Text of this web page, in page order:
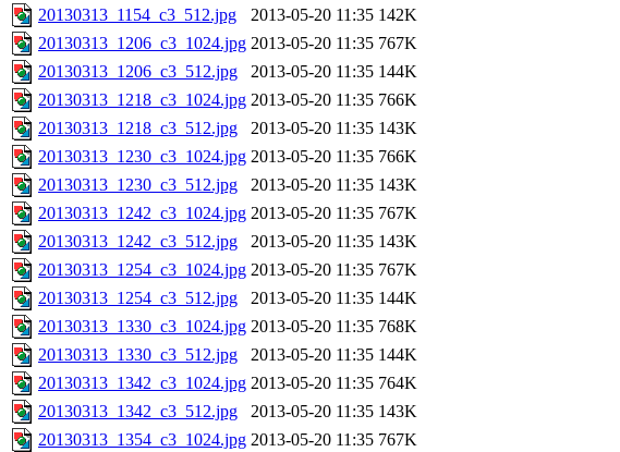
20130313_1154_c3_512.jpg
2013-05-20 11:35 142K
20130313_1206_c3_1024.jpg 2013-05-20 11:35 767K
20130313_1206_c3_512.jpg
2013-05-20 11:35 144K
20130313_1218_c3_1024.jpg 2013-05-20 11:35 766K
20130313_1218_c3_512.jpg
2013-05-20 11:35 143K
20130313_1230_c3_1024.jpg 2013-05-20 11:35 766K
20130313_1230_c3_512.jpg
2013-05-20 11:35 143K
20130313_1242_c3_1024.jpg 2013-05-20 11:35 767K
20130313_1242_c3_512.jpg
2013-05-20 11:35 143K
20130313_1254_c3_1024.jpg 2013-05-20 11:35 767K
20130313_1254_c3_512.jpg
2013-05-20 11:35 144K
20130313_1330_c3_1024.jpg 2013-05-20 11:35 768K
20130313_1330_c3_512.jpg
2013-05-20 11:35 144K
20130313_1342_c3_1024.jpg 2013-05-20 11:35 764K
20130313_1342_c3_512.jpg
2013-05-20 11:35 143K
20130313_1354_c3_1024.jpg 2013-05-20 11:35 767K